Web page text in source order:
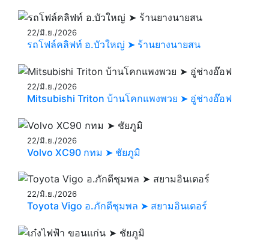
22/มิ.ย./2026
รถโฟล์คลิฟท์ อ.บัวใหญ่ ➤ ร้านยางนายสน
22/มิ.ย./2026
Mitsubishi Triton บ้านโคกแพงพวย ➤ อู่ช่างอ๊อฟ
22/มิ.ย./2026
Volvo XC90 กทม ➤ ชัยภูมิ
22/มิ.ย./2026
Toyota Vigo อ.ภักดีชุมพล ➤ สยามอินเตอร์